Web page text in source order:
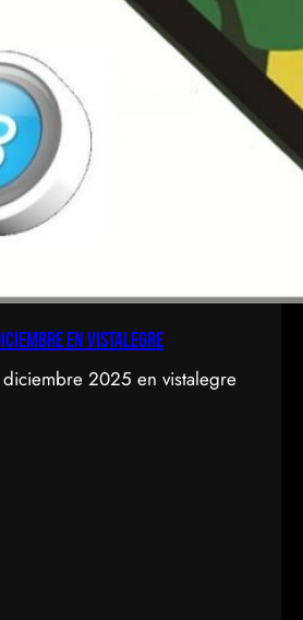
en vistalegre
2025 en vistalegre